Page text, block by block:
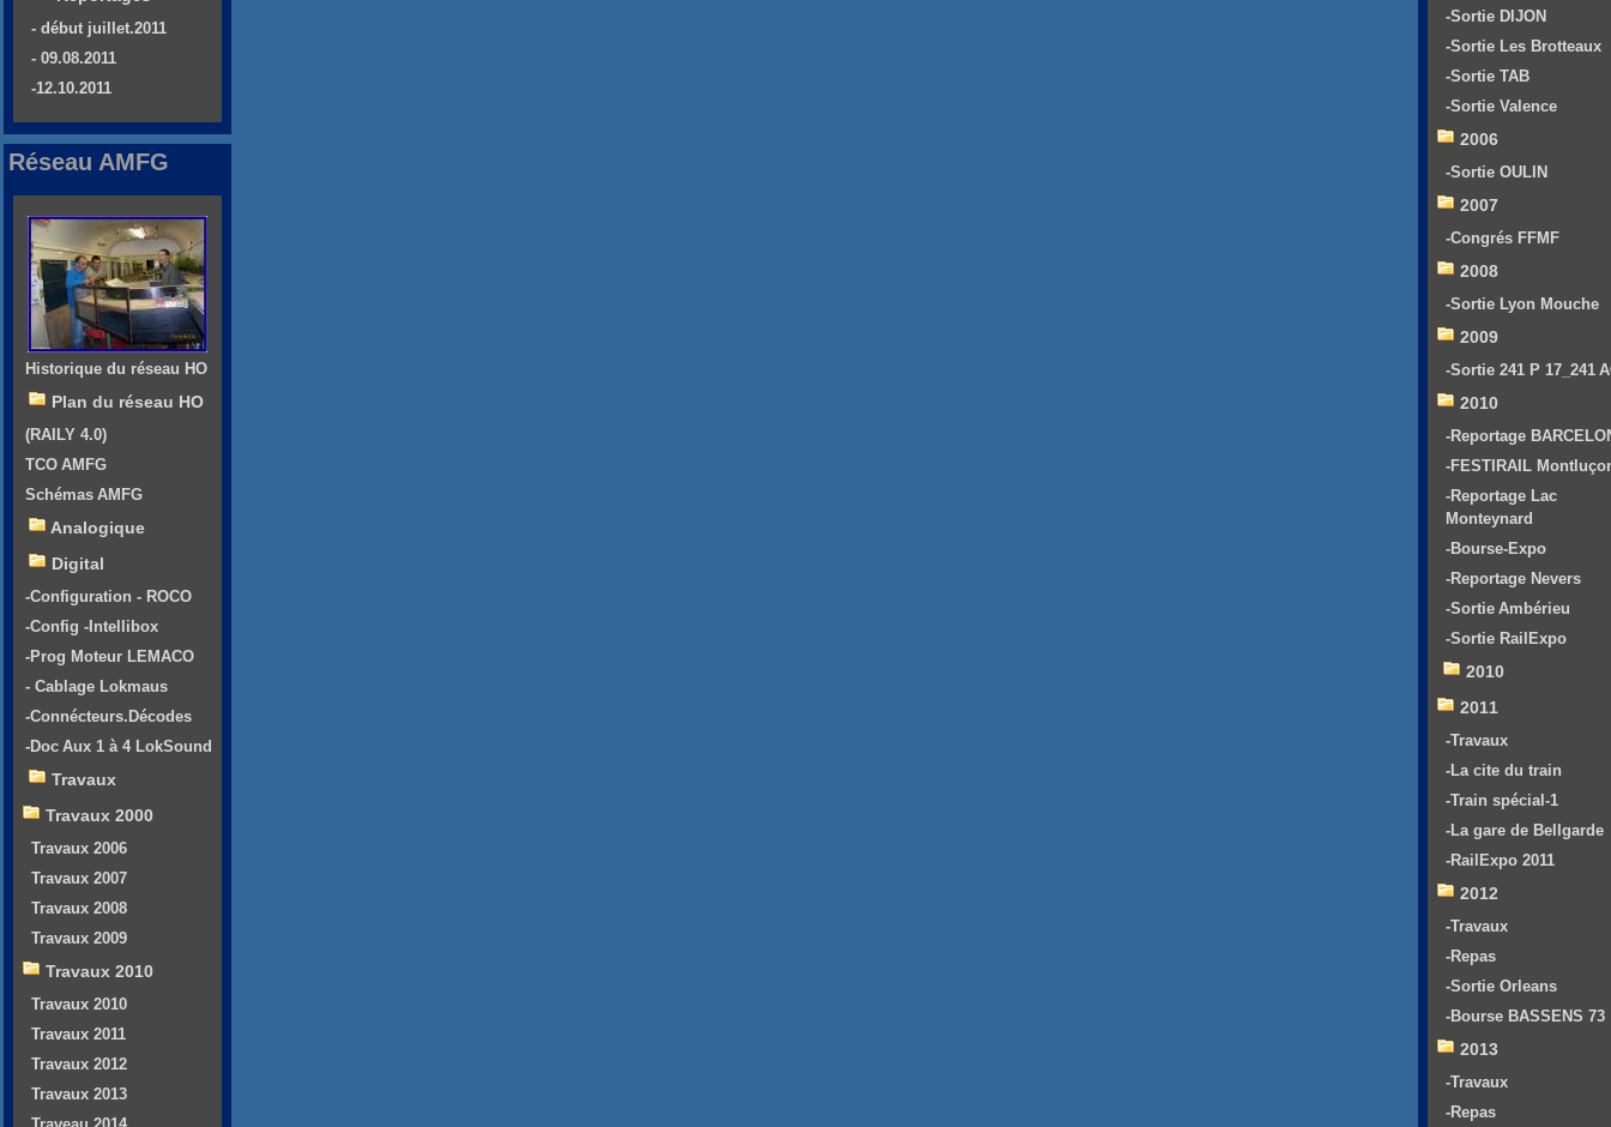
- début juillet.2011
- 09.08.2011
-12.10.2011
Réseau AMFG
Historique du réseau HO
Plan du réseau HO
(RAILY 4.0)
TCO AMFG
Schémas AMFG
Analogique
Digital
-Configuration - ROCO
-Config -Intellibox
-Prog Moteur LEMACO
- Cablage Lokmaus
-Connécteurs.Décodes
-Doc Aux 1 à 4 LokSound
Travaux
Travaux 2000
Travaux 2006
Travaux 2007
Travaux 2008
Travaux 2009
Travaux 2010
Travaux 2010
Travaux 2011
Travaux 2012
Travaux 2013
-Sortie DIJON
-Sortie Les Brotteaux
-Sortie TAB
-Sortie Valence
2006
-Sortie OULIN
2007
-Congrés FFMF
2008
-Sortie Lyon Mouche
2009
-Sortie 241 P 17_241
2010
-Reportage
-FESTIRAIL
-Reportage Lac
Monteynard
-Bourse-Expo
-Reportage Nevers
-Sortie Ambérieu
-Sortie RailExpo
2010
2011
-Travaux
-La cite du train
-Train spécial-1
-La gare de Bellgarde
-RailExpo 2011
2012
-Travaux
-Repas
-Sortie Orleans
-Bourse BASSENS 73
2013
-Travaux
-Repas